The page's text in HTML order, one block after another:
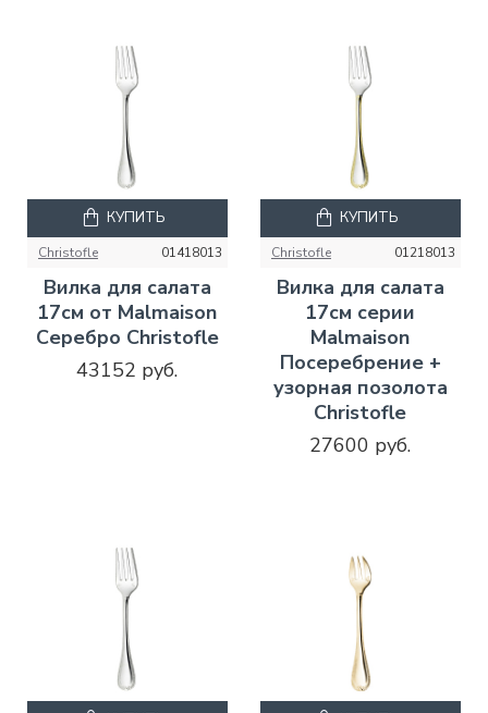
Christofle 01418013
Вилка для салата
17см от Malmaison
Серебро Christofle
43152 руб.
КУПИТЬ
Christofle 01218013
Вилка для салата
17см серии
Malmaison
Посеребрение +
узорная позолота
Christofle
27600 руб.
КУПИТЬ